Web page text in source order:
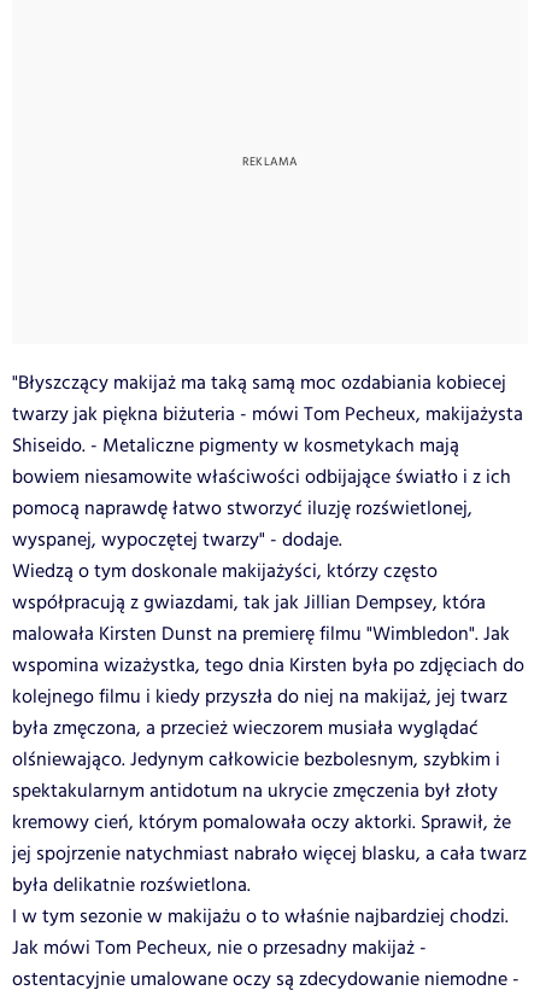
"Błyszczący makijaż ma taką samą moc ozdabiania kobiecej
twarzy jak piękna biżuteria - mówi Tom Pecheux, makijażysta
Shiseido. - Metaliczne pigmenty w kosmetykach mają
bowiem niesamowite właściwości odbijające światło i z ich
pomocą naprawdę łatwo stworzyć iluzję rozświetlonej,
wyspanej, wypoczętej twarzy" - dodaje.
Wiedzą o tym doskonale makijażyści, którzy często
współpracują z gwiazdami, tak jak Jillian Dempsey, która
malowała Kirsten Dunst na premierę filmu "Wimbledon". Jak
wspomina wizażystka, tego dnia Kirsten była po zdjęciach do
kolejnego filmu i kiedy przyszła do niej na makijaż, jej twarz
była zmęczona, a przecież wieczorem musiała wyglądać
olśniewająco. Jedynym całkowicie bezbolesnym, szybkim i
spektakularnym antidotum na ukrycie zmęczenia był złoty
kremowy cień, którym pomalowała oczy aktorki. Sprawił, że
jej spojrzenie natychmiast nabrało więcej blasku, a cała twarz
była delikatnie rozświetlona.
I w tym sezonie w makijażu o to właśnie najbardziej chodzi.
Jak mówi Tom Pecheux, nie o przesadny makijaż -
ostentacyjnie umalowane oczy są zdecydowanie niemodne -